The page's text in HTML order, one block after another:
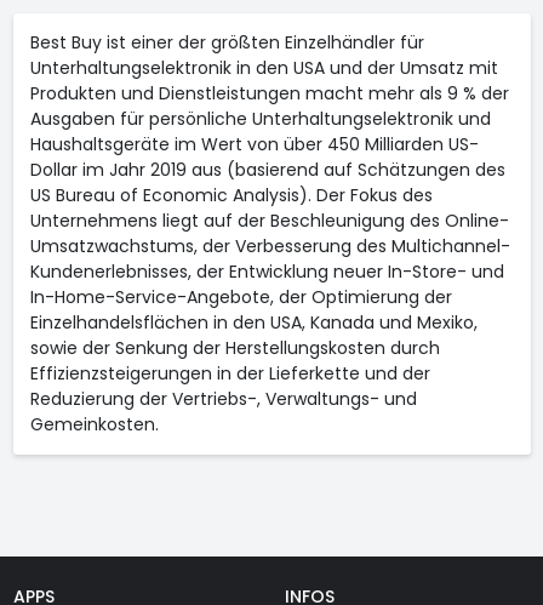
Best Buy ist einer der größten Einzelhändler für
Unterhaltungselektronik in den USA und der Umsatz mit
Produkten und Dienstleistungen macht mehr als 9 % der
Ausgaben für persönliche Unterhaltungselektronik und
Haushaltsgeräte im Wert von über 450 Milliarden US-
Dollar im Jahr 2019 aus (basierend auf Schätzungen des
US Bureau of Economic Analysis). Der Fokus des
Unternehmens liegt auf der Beschleunigung des Online-
Umsatzwachstums, der Verbesserung des Multichannel-
Kundenerlebnisses, der Entwicklung neuer In-Store- und
In-Home-Service-Angebote, der Optimierung der
Einzelhandelsflächen in den USA, Kanada und Mexiko,
sowie der Senkung der Herstellungskosten durch
Effizienzsteigerungen in der Lieferkette und der
Reduzierung der Vertriebs-, Verwaltungs- und
Gemeinkosten.
APPS
INFOS